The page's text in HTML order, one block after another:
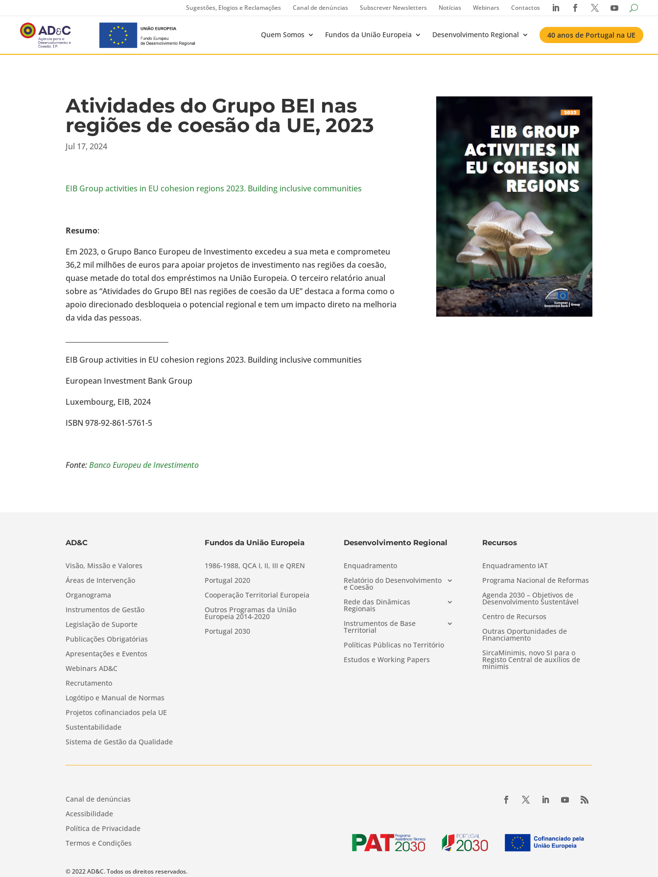
Sugestões, Elogios e Reclamações Canal de denúncias Subscrever Newsletters Notícias Webinars Contactos    
Quem Somos Fundos da União Europeia Desenvolvimento Regional 40 anos de Portugal na UE
Atividades do Grupo BEI nas
regiões de coesão da UE, 2023
Jul 17, 2024
EIB Group activities in EU cohesion regions 2023. Building inclusive communities
Resumo:
Em 2023, o Grupo Banco Europeu de Investimento excedeu a sua meta e comprometeu
36,2 mil milhões de euros para apoiar projetos de investimento nas regiões da coesão,
quase metade do total dos empréstimos na União Europeia. O terceiro relatório anual
sobre as “Atividades do Grupo BEI nas regiões de coesão da UE” destaca a forma como o
apoio direcionado desbloqueia o potencial regional e tem um impacto direto na melhoria
da vida das pessoas.
EIB Group activities in EU cohesion regions 2023. Building inclusive communities
European Investment Bank Group
Luxembourg, EIB, 2024
ISBN 978-92-861-5761-5
Fonte:Banco Europeu de Investimento
AD&C
Visão, Missão e Valores
Áreas de Intervenção
Organograma
Instrumentos de Gestão
Legislação de Suporte
Publicações Obrigatórias
Apresentações e Eventos
Webinars AD&C
Recrutamento
Logótipo e Manual de Normas
Projetos cofinanciados pela UE
Sustentabilidade
Sistema de Gestão da Qualidade
Fundos da União Europeia
1986-1988, QCA I, II, III e QREN
Portugal 2020
Cooperação Territorial Europeia
Outros Programas da União
Europeia 2014-2020
Portugal 2030
Desenvolvimento Regional
Enquadramento
Relatório do Desenvolvimento
e Coesão
Rede das Dinâmicas
Regionais
Instrumentos de Base
Territorial
Políticas Públicas no Território
Estudos e Working Papers
Recursos
Enquadramento IAT
Programa Nacional de Reformas
Agenda 2030 – Objetivos de
Desenvolvimento Sustentável
Centro de Recursos
Outras Oportunidades de
Financiamento
SircaMinimis, novo SI para o
Registo Central de auxílios de
minimis
Canal de denúncias
Acessibilidade
Política de Privacidade
Termos e Condições
© 2022 AD&C. Todos os direitos reservados.